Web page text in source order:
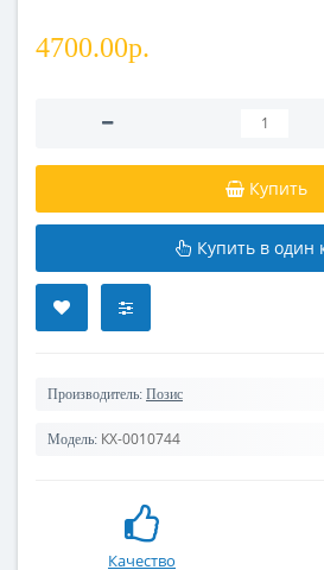
4700.00р.
Купить
Купить в один
Производитель: Позис
Модель: КХ-0010744
Качество